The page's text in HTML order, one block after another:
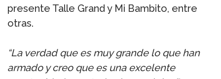
presente Talle Grand y Mi Bambito, entre
otras.
“La verdad que es muy grande lo que han
armado y creo que es una excelente